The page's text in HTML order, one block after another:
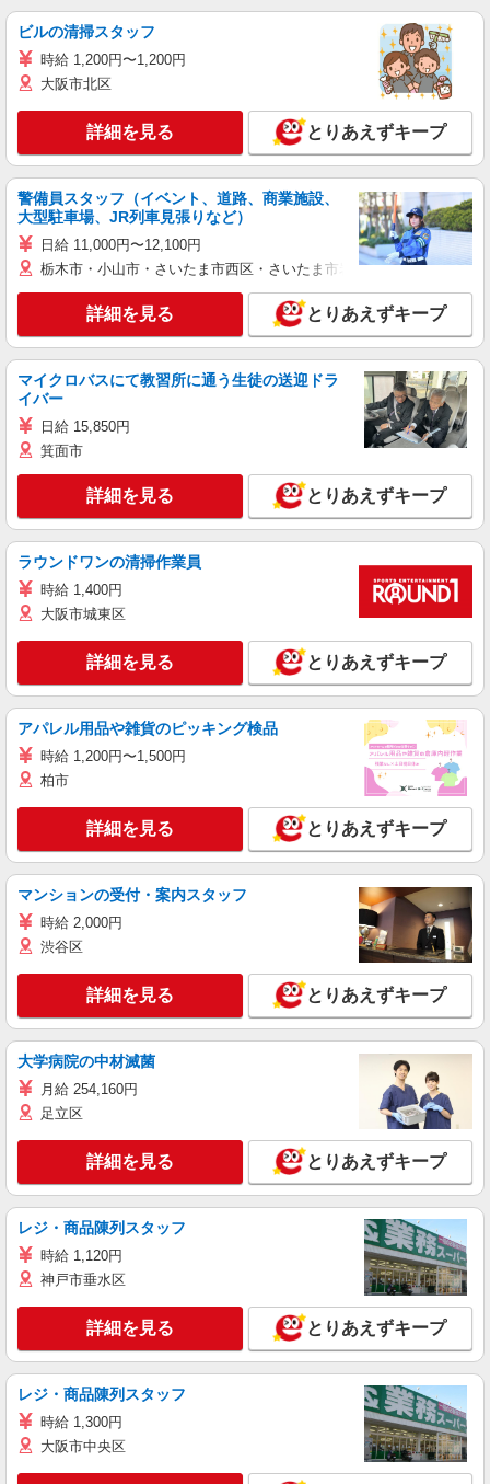
ビルの清掃スタッフ
時給 1,200円〜1,200円
大阪市北区
詳細を見る とりあえずキープ
警備員スタッフ（イベント、道路、商業施設、
大型駐車場、JR列車見張りなど）
日給 11,000円〜12,100円
栃木市・小山市・さいたま市西区・さいたま市岩槻区・久喜市・蓮田
詳細を見る とりあえずキープ
マイクロバスにて教習所に通う生徒の送迎ドラ
イバー
日給 15,850円
箕面市
詳細を見る とりあえずキープ
ラウンドワンの清掃作業員
時給 1,400円
大阪市城東区
詳細を見る とりあえずキープ
アパレル用品や雑貨のピッキング検品
時給 1,200円〜1,500円
柏市
詳細を見る とりあえずキープ
マンションの受付・案内スタッフ
時給 2,000円
渋谷区
詳細を見る とりあえずキープ
大学病院の中材滅菌
月給 254,160円
足立区
詳細を見る とりあえずキープ
レジ・商品陳列スタッフ
時給 1,120円
神戸市垂水区
詳細を見る とりあえずキープ
レジ・商品陳列スタッフ
時給 1,300円
大阪市中央区